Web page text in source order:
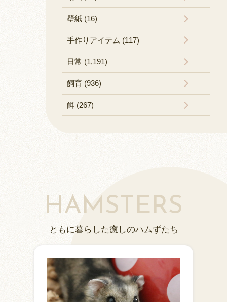
壁紙 (16)
手作りアイテム (117)
日常 (1,191)
飼育 (936)
餌 (267)
HAMSTERS
ともに暮らした癒しのハムずたち